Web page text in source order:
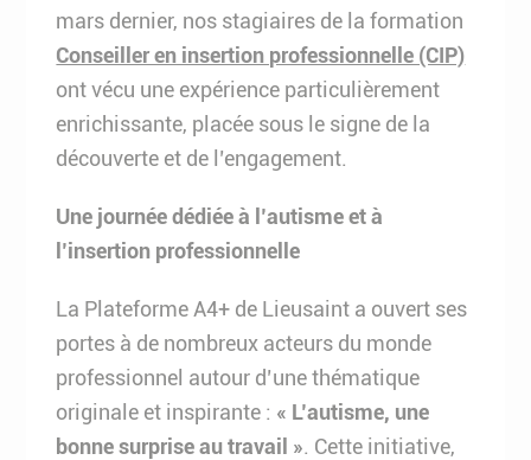
mars dernier, nos stagiaires de la formation
Conseiller en insertion professionnelle (CIP)
ont vécu une expérience particulièrement
enrichissante, placée sous le signe de la
découverte et de l’engagement.
Une journée dédiée à l’autisme et à
l’insertion professionnelle
La Plateforme A4+ de Lieusaint a ouvert ses
portes à de nombreux acteurs du monde
professionnel autour d’une thématique
originale et inspirante : « L’autisme, une
bonne surprise au travail ». Cette initiative,